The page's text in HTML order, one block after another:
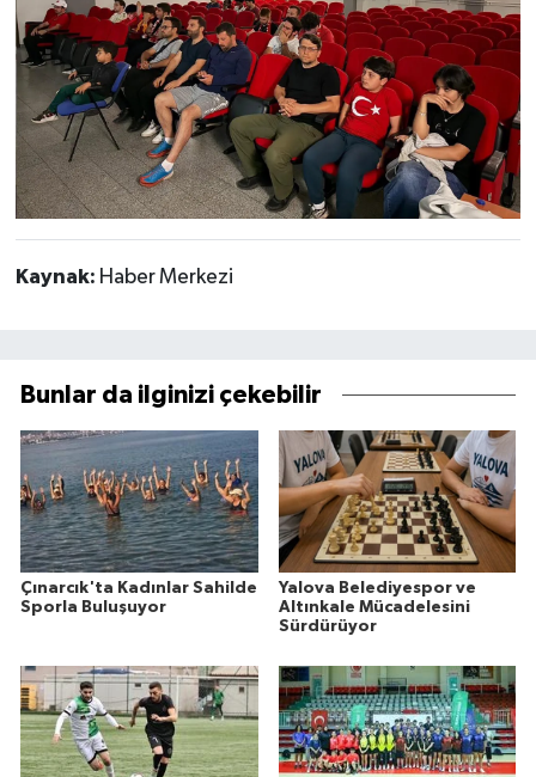
Kaynak: Haber Merkezi
Bunlar da ilginizi çekebilir
Çınarcık'ta Kadınlar Sahilde
Sporla Buluşuyor
Yalova Belediyespor ve
Altınkale Mücadelesini
Sürdürüyor